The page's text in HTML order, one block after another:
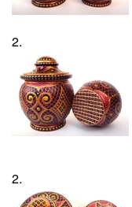
2.
2.